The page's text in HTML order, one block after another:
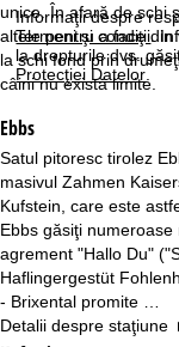
Informaţii despre
Termeni şi condiţii.
la drepturile dvs.
Protecţiei Datelor
unice. În afară de schi
altele pentru a face
la schi fond prin
câini nu există limite.
Ebbs
Satul pitoresc tirolez
masivul Zahmen
Kufstein, care este
Ebbs găsiţi
agrement "Hallo Du"
Haflingergestüt
- Brixental promite …
Detalii despre staţiune